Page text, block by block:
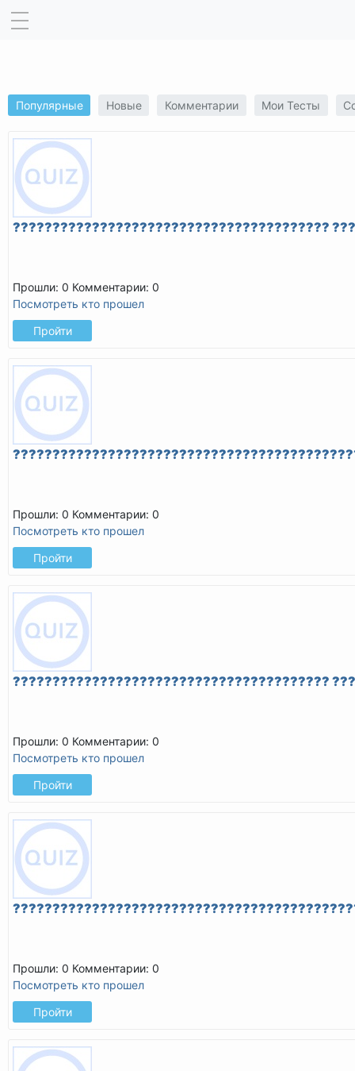
Популярные Новые Комментарии Мои Тесты
????????????????????????????????????????
Прошли: 0 Комментарии: 0
Посмотреть кто прошел
Пройти
Прошли: 0 Комментарии: 0
Посмотреть кто прошел
Пройти
????????????????????????????????????????
Прошли: 0 Комментарии: 0
Посмотреть кто прошел
Пройти
Прошли: 0 Комментарии: 0
Посмотреть кто прошел
Пройти